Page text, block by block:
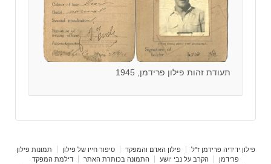
תעודת זהות פילון פרידמן, 1945
פילון ידידיה פרידמן ז"ל פילון האדם והמפקד סיפור חייו של פילון
תמונות פילון
פרידמן
הקרב על נבי יושע התמונה בכותרת האתר
דילמת המפקד